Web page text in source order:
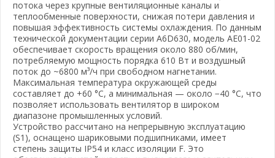
потока через крупные вентиляционные каналы и
теплообменные поверхности, снижая потери давления и
повышая эффективность системы охлаждения. По данным
технической документации серии A6D630, модель AE01-02
обеспечивает скорость вращения около 880 об/мин,
потребляемую мощность порядка 610 Вт и воздушный
поток до ~6800 м³/ч при свободном нагнетании.
Максимальная температура окружающей среды
составляет до +60 °C, а минимальная — около −40 °C, что
позволяет использовать вентилятор в широком
диапазоне промышленных условий.
Устройство рассчитано на непрерывную эксплуатацию
(S1), оснащено шариковыми подшипниками, имеет
степень защиты IP54 и класс изоляции F. Это